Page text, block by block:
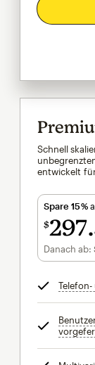
Schnell
entwickelt
Spare 15 %
$297
$297.50 pro
Danach ab: